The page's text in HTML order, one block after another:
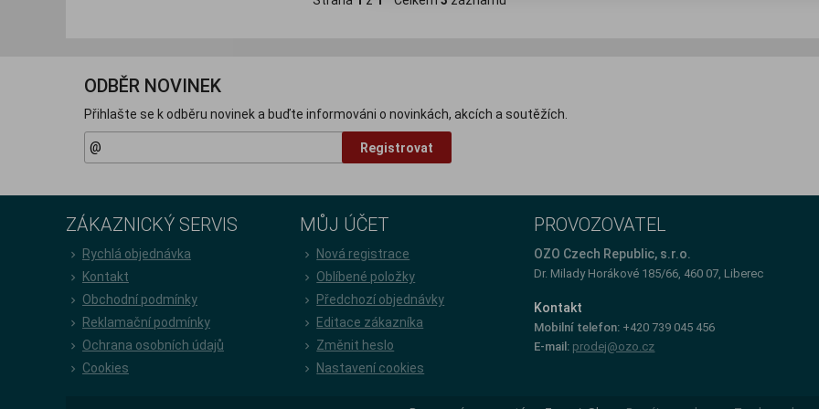
ODBĚR NOVINEK
Přihlašte se k odběru novinek a buďte informováni o novinkách, akcích a soutěžích.
Registrovat
ZÁKAZNICKÝ SERVIS
Rychlá objednávka
Kontakt
Obchodní podmínky
Reklamační podmínky
Ochrana osobních údajů
Cookies
MŮJ ÚČET
Nová registrace
Oblíbené položky
Předchozí objednávky
Editace zákazníka
Změnit heslo
Nastavení cookies
PROVOZOVATEL
OZO Czech Republic, s.r.o.
Dr. Milady Horákové 185/66, 460 07, Liberec
Kontakt
Mobilní telefon: +420 739 045 456
E-mail: prodej@ozo.cz